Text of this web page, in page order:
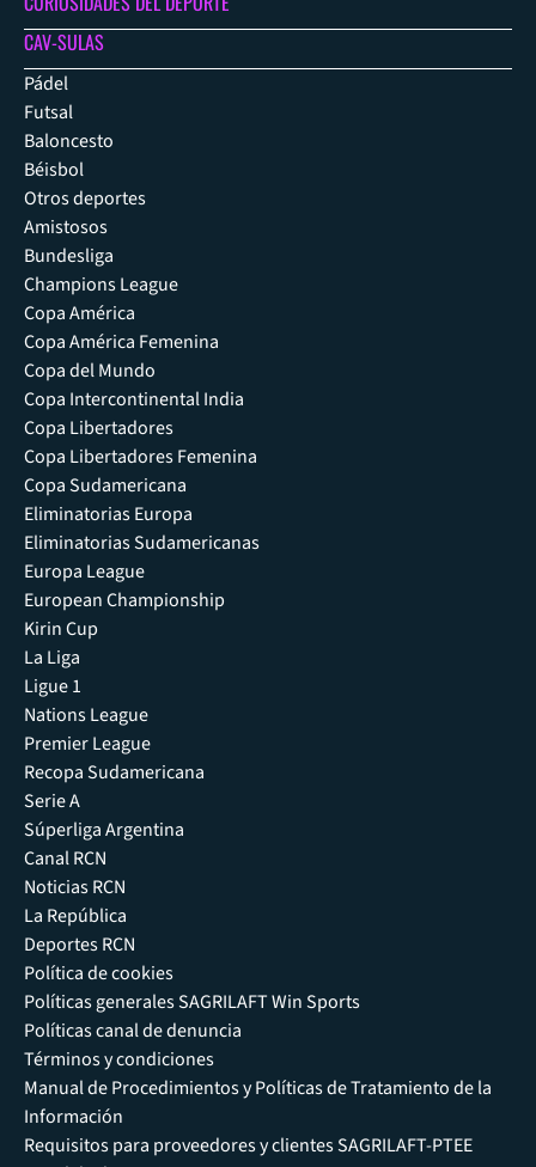
CAV-SULAS
Pádel
Futsal
Baloncesto
Béisbol
Otros deportes
Amistosos
Bundesliga
Champions League
Copa América
Copa América Femenina
Copa del Mundo
Copa Intercontinental India
Copa Libertadores
Copa Libertadores Femenina
Copa Sudamericana
Eliminatorias Europa
Eliminatorias Sudamericanas
Europa League
European Championship
Kirin Cup
La Liga
Ligue 1
Nations League
Premier League
Recopa Sudamericana
Serie A
Súperliga Argentina
Canal RCN
Noticias RCN
La República
Deportes RCN
Política de cookies
Políticas generales SAGRILAFT Win Sports
Políticas canal de denuncia
Términos y condiciones
Manual de Procedimientos y Políticas de Tratamiento de la
Información
Requisitos para proveedores y clientes SAGRILAFT-PTEE